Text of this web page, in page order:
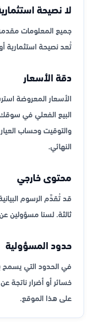
لا نصيحة
جميع المعلومات
تُعد نصيحة استثمارية
دقة الأسعار
الأسعار المعروضة
البيع الفعلي في
والتوقيت وحساب
النهائي.
محتوى خارجي
قد تُقدَّم الرسوم
ثالثة. لسنا مسؤولين
حدود المسؤولية
في الحدود التي يسمح
خسائر أو أضرار ناتجة
على هذا الموقع.